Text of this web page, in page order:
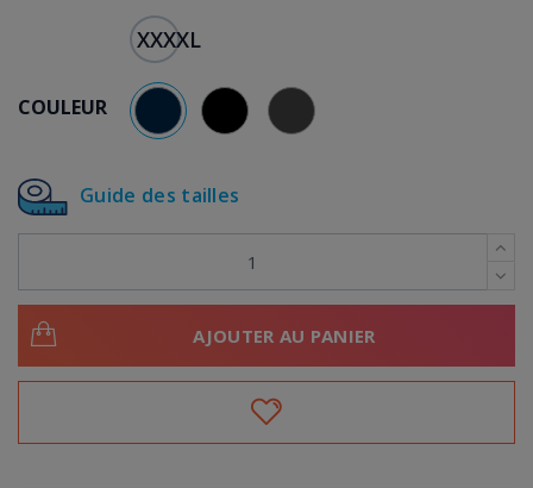
Guide des tailles
COULEUR BLEU MARINE
NOIR GRIS/ANTHRACITE
XXXXL
AJOUTER AU PANIER